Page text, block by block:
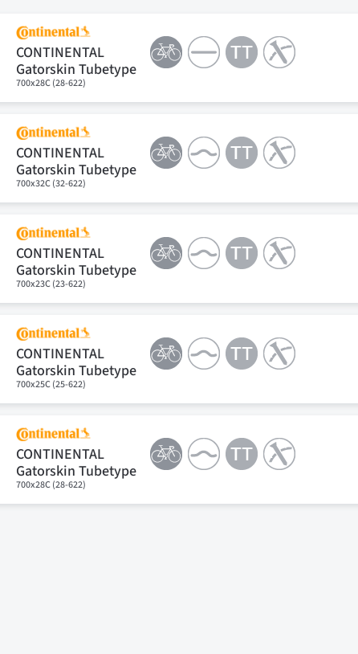
CONTINENTAL
Gatorskin Tubetype
700x28C (28-622)
CONTINENTAL
Gatorskin Tubetype
700x32C (32-622)
CONTINENTAL
Gatorskin Tubetype
700x23C (23-622)
CONTINENTAL
Gatorskin Tubetype
700x25C (25-622)
CONTINENTAL
Gatorskin Tubetype
700x28C (28-622)